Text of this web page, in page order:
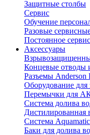
Защитные столбы
Сервис
Обучение
Разовые
Постоянное
Аксессуары
Концевые отводы
Разъемы Anderson
Оборудование
Перемычки для
Система долива
Дистилированная
Система Aquamatic
Баки для долива